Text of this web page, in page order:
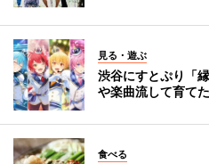
見る・遊ぶ
渋谷にすとぷり「
や楽曲流して育て
食べる